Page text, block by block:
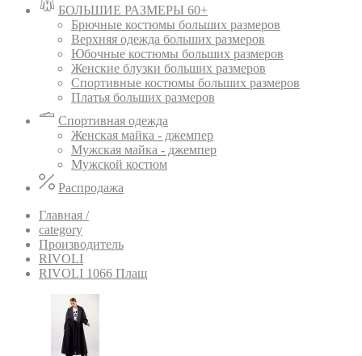
БОЛЬШИЕ РАЗМЕРЫ 60+
Брючные костюмы больших размеров
Верхняя одежда больших размеров
Юбочные костюмы больших размеров
Женские блузки больших размеров
Спортивные костюмы больших размеров
Платья больших размеров
Спортивная одежда
Женская майка - джемпер
Мужская майка - джемпер
Мужской костюм
Распродажа
Главная /
category
Производитель
RIVOLI
RIVOLI 1066 Плащ